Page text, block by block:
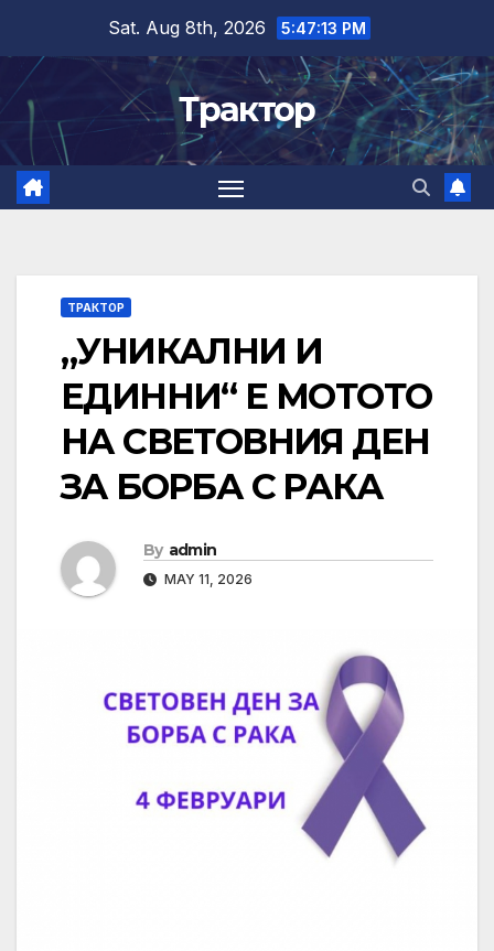
content
Sat. Aug 8th, 2026 5:47:14 PM
Трактор
ТРАКТОР
„УНИКАЛНИ И
ЕДИННИ“ Е МОТОТО
НА СВЕТОВНИЯ ДЕН
ЗА БОРБА С РАКА
By admin
MAY 11, 2026